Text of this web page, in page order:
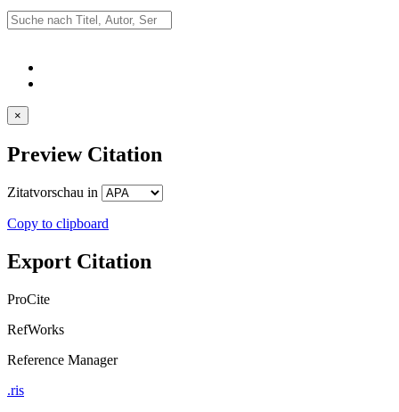
×
Preview Citation
Zitatvorschau in
Copy to clipboard
Export Citation
ProCite
RefWorks
Reference Manager